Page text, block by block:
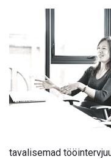
tavalisemad